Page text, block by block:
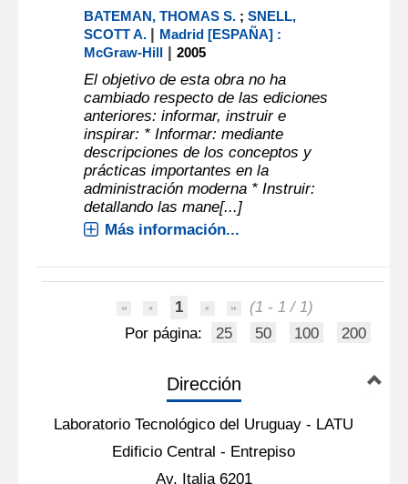
BATEMAN, THOMAS S. ;SNELL,
SCOTT A. | Madrid [ESPAÑA] :
McGraw-Hill |2005
El objetivo de esta obra no ha
cambiado respecto de las ediciones
anteriores: informar, instruir e
inspirar: * Informar: mediante
descripciones de los conceptos y
prácticas importantes en la
administración moderna * Instruir:
detallando las mane[...]
Más información...
1
(1 - 1 / 1)
Por página:
25 50 100 200
Dirección
Laboratorio Tecnológico del Uruguay - LATU
Edificio Central - Entrepiso
Av. Italia 6201